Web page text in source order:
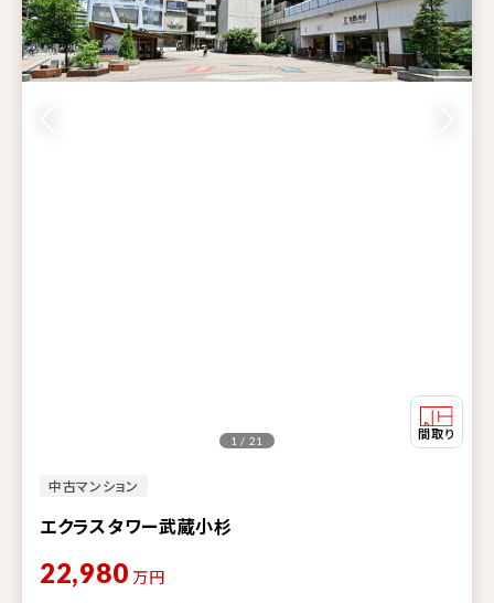
中古マンション
エクラスタワー武蔵小杉
1 / 21
22,980 万円